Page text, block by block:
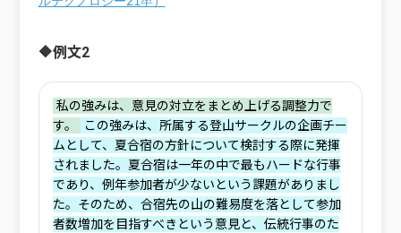
🔶例文2
‌私の強みは、意見の対立をまとめ上げる調整力で
す。
‌この強みは、所属する登山サークルの企画チー
ムとして、夏合宿の方針について検討する際に発揮
されました。夏合宿は一年の中で最もハードな行事
であり、例年参加者が少ないという課題がありまし
た。そのため、合宿先の山の難易度を落として参加
者数増加を目指すべきという意見と、伝統行事のた